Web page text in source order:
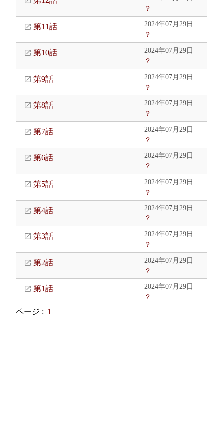
？
第11話
2024年07月29日
？
第10話
2024年07月29日
？
第9話
2024年07月29日
？
第8話
2024年07月29日
？
第7話
2024年07月29日
？
第6話
2024年07月29日
？
第5話
2024年07月29日
？
第4話
2024年07月29日
？
第3話
2024年07月29日
？
第2話
2024年07月29日
？
第1話
2024年07月29日
？
ページ : 1